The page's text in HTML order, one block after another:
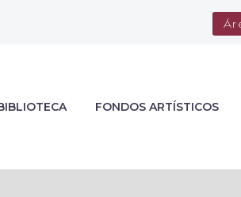
FONDOS ARTÍSTICOS